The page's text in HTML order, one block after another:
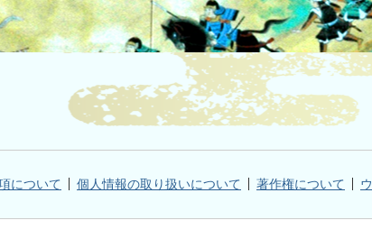
について 個人情報の取り扱いについて 著作権について